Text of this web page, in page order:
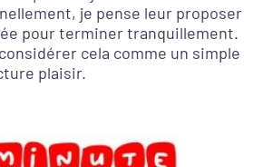
je pense leur proposer
pour terminer tranquillement.
cela comme un simple
plaisir.